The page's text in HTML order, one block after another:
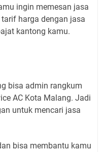
ingin memesan jasa
harga dengan jasa
kantong kamu.
bisa admin rangkum
AC Kota Malang. Jadi
untuk mencari jasa
bisa membantu kamu